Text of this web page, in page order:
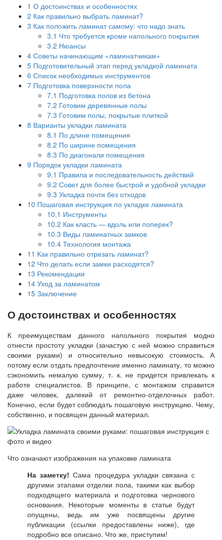
1 О достоинствах и особенностях
2 Как правильно выбрать ламинат?
3 Как положить ламинат самому: что надо знать
3.1 Что требуется кроме напольного покрытия
3.2 Нюансы
4 Советы начинающим «ламинатчикам»
5 Подготовительный этап перед укладкой ламината
6 Список необходимых инструментов
7 Подготовка поверхности пола
7.1 Подготовка полов из бетона
7.2 Готовим деревянные полы
7.3 Готовим полы, покрытые плиткой
8 Варианты укладки ламината
8.1 По длине помещения
8.2 По ширине помещения
8.3 По диагонали помещения
9 Порядок укладки ламината
9.1 Правила и последовательность действий
9.2 Совет для более быстрой и удобной укладки
9.3 Укладка почти без отходов
10 Пошаговая инструкция по укладке ламината
10.1 Инструменты
10.2 Как класть — вдоль или поперек?
10.3 Виды ламинатных замков
10.4 Технология монтажа
11 Как правильно отрезать ламинат?
12 Что делать если замки расходятся?
13 Рекомендации
14 Уход за ламинатом
15 Заключение
О достоинствах и особенностях
К преимуществам данного напольного покрытия модно
отнести простоту укладки (зачастую с ней можно справиться
своими руками) и относительно невысокую стоимость. А
потому если отдать предпочтение именно ламинату, то можно
сэкономить немалую сумму, т. к. не придется привлекать к
работе специалистов. В принципе, с монтажом справится
даже человек, далекий от ремонтно-отделочных работ.
Конечно, если будет соблюдать пошаговую инструкцию. Чему,
собственно, и посвящен данный материал.
Что означают изображения на упаковке ламината
На заметку! Сама процедура укладки связана с
другими этапами отделки пола, такими как выбор
подходящего материала и подготовка чернового
основания. Некоторые моменты в статье будут
опущены, ведь им уже посвящены другие
публикации (ссылки предоставлены ниже), где
подробно все описано. Что же, приступим!